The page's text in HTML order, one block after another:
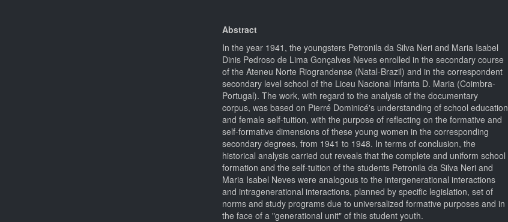
Abstract
In the year 1941, the youngsters Petronila da Silva Neri and Maria Isabel
Dinis Pedroso de Lima Gonçalves Neves enrolled in the secondary course
of the Ateneu Norte Riograndense (Natal-Brazil) and in the correspondent
secondary level school of the Liceu Nacional Infanta D. Maria (Coimbra-
Portugal). The work, with regard to the analysis of the documentary
corpus, was based on Pierré Dominicé's understanding of school education
and female self-tuition, with the purpose of reflecting on the formative and
self-formative dimensions of these young women in the corresponding
secondary degrees, from 1941 to 1948. In terms of conclusion, the
historical analysis carried out reveals that the complete and uniform school
formation and the self-tuition of the students Petronila da Silva Neri and
Maria Isabel Neves were analogous to the intergenerational interactions
and intragenerational interactions, planned by specific legislation, set of
norms and study programs due to universalized formative purposes and in
the face of a "generational unit" of this student youth.